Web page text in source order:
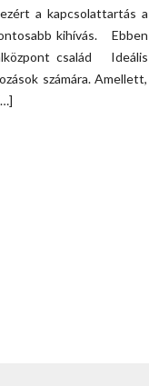
a kapcsolattartás a
kihívás. Ebben
család Ideális
számára. Amellett,